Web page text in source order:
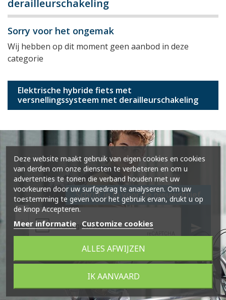
derailleurschakeling
Sorry voor het ongemak
Wij hebben op dit moment geen aanbod in deze
categorie
Elektrische hybride fiets met
versnellingssysteem met derailleurschakeling
Schrijf je in voor de nieuwsbrief
Deze website maakt gebruik van eigen cookies en cookies
van derden om onze diensten te verbeteren en om u
advertenties te tonen die verband houden met uw
voorkeuren door uw surfgedrag te analyseren. Om uw
toestemming te geven voor het gebruik ervan, drukt u op
de knop Accepteren.
Meer informatie Customize cookies
ALLES AFWIJZEN
IK AANVAARD